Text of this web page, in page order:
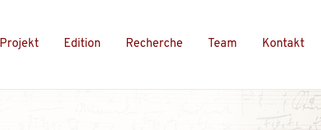
Projekt Edition Recherche Team Kontakt